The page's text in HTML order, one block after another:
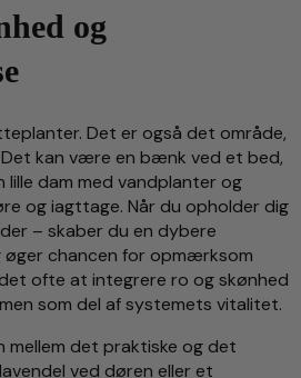
og
Det er også det område,
kan være en bænk ved et bed,
lille dam med vandplanter og
og iagttage. Når du opholder dig
– skaber du en dybere
chancen for opmærksom
ofte at integrere ro og skønhed
som del af systemets vitalitet.
mellem det praktiske og det
ved døren eller et